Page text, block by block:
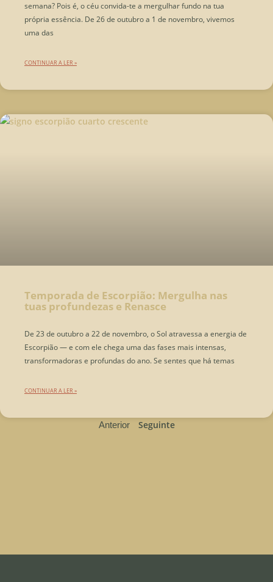
semana? Pois é, o céu convida-te a mergulhar fundo na tua
própria essência. De 26 de outubro a 1 de novembro, vivemos
uma das
CONTINUAR A LER »
Temporada de Escorpião: Mergulha nas
tuas profundezas e Renasce
De 23 de outubro a 22 de novembro, o Sol atravessa a energia de
Escorpião — e com ele chega uma das fases mais intensas,
transformadoras e profundas do ano. Se sentes que há temas
CONTINUAR A LER »
Anterior Seguinte